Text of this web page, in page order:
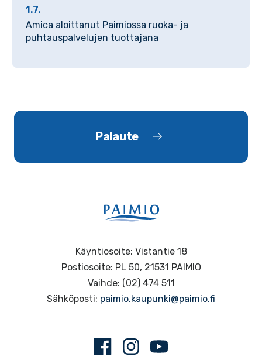
1.7.
Amica aloittanut Paimiossa ruoka- ja
puhtauspalvelujen tuottajana
Palaute
Käyntiosoite: Vistantie 18
Postiosoite: PL 50, 21531 PAIMIO
Vaihde: (02) 474 511
Sähköposti: paimio.kaupunki@paimio.fi
FacebookInstagram